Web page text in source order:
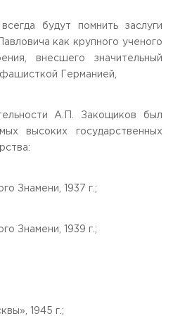
будут помнить заслуги
как крупного ученого
внесшего значительный
Германией,
А.П. Закощиков был
высоких государственных
Знамени, 1937 г.;
Знамени, 1939 г.;
1945 г.;